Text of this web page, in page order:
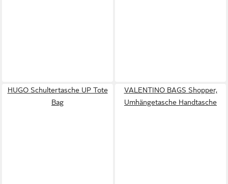
HUGO Schultertasche UP Tote
Bag
VALENTINO BAGS Shopper,
Umhängetasche Handtasche